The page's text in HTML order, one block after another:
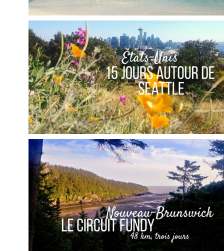
RÉPUBLIQUE DOMINICAINE // FICHE
PRATIQUE
Audrey Amérique latine,Amériques,
Blog,Bons plans
ÉTATS-UNIS // 15 JOURS AUTOUR DE SEATTLE
Audrey Amérique du Nord,Amériques,